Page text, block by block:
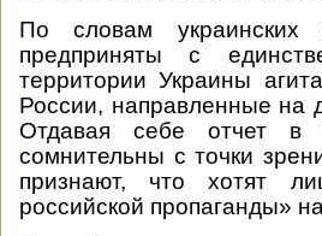
По словам
предприняты с
территории Украины
России, направленные на
Отдавая себе отчет
сомнительны с точки
признают, что хотят
российской пропаганды»